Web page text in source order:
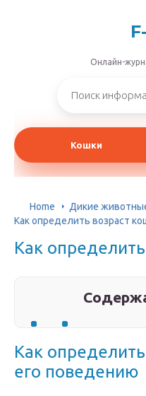
Онлайн-
Кошки
Home
Дикие
Как определить возраст
Как
Как
его поведению